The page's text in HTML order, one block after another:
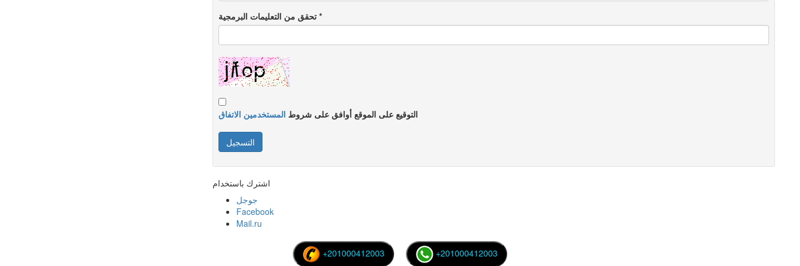
*
التوقيع على الموقع أوافق على شروط المستخدمين الاتفاق
اشترك باستخدام
جوجل
Facebook
Mail.ru
+201000412003 +201000412003